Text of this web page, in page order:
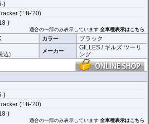
)
('18-'20)
)
適合の一部のみ表示しています全車種表示はこちら
カラー ブラック
込) メーカー
GILLES / ギルズ ツーリ
ング
)
('18-'20)
)
適合の一部のみ表示しています全車種表示はこちら